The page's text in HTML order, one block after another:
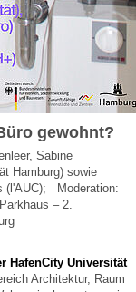
gewohnt?
Sabine
Hamburg) sowie
(l'AUC); Moderation:
– 2.
HafenCity Universität
Architektur, Raum